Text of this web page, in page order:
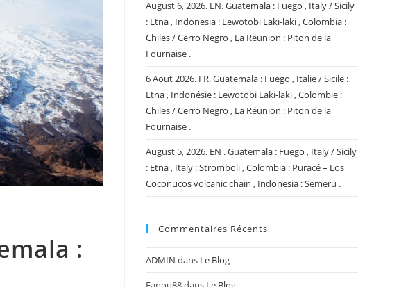
:
August 6, 2026. EN. Guatemala : Fuego , Italy / Sicily
: Etna , Indonesia : Lewotobi Laki-laki , Colombia :
Chiles / Cerro Negro , La Réunion : Piton de la
Fournaise .
6 Aout 2026. FR. Guatemala : Fuego , Italie / Sicile :
Etna , Indonésie : Lewotobi Laki-laki , Colombie :
Chiles / Cerro Negro , La Réunion : Piton de la
Fournaise .
August 5, 2026. EN . Guatemala : Fuego , Italy / Sicily
: Etna , Italy : Stromboli , Colombia : Puracé – Los
Coconucos volcanic chain , Indonesia : Semeru .
Commentaires Récents
ADMIN dans Le Blog